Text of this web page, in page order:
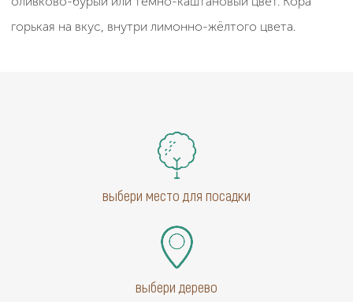
горькая на вкус, внутри лимонно-жёлтого цвета.
выбери место для посадки
выбери дерево